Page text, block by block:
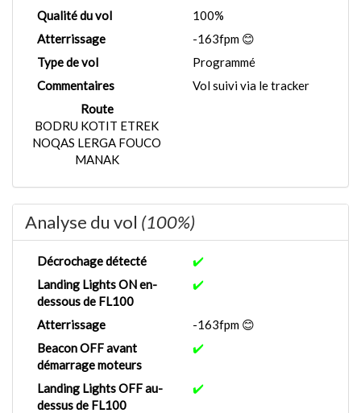
Qualité du vol
100%
Atterrissage
-163fpm 😊
Type de vol
Programmé
Commentaires
Vol suivi via le tracker
Route
BODRU KOTIT ETREK
NOQAS LERGA FOUCO
MANAK
Analyse du vol (100%)
Décrochage détecté
✔️
Landing Lights ON en-
dessous de FL100
✔️
Atterrissage
-163fpm 😊
Beacon OFF avant
démarrage moteurs
✔️
Landing Lights OFF au-
dessus de FL100
✔️